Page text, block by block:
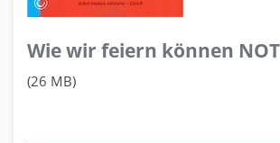
Wie wir feiern können
(26 MB)